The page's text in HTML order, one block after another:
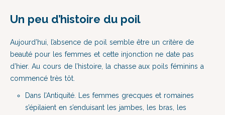
Un peu d’histoire du poil
Aujourd’hui, l’absence de poil semble être un critère de
beauté pour les femmes et cette injonction ne date pas
d’hier. Au cours de l’histoire, la chasse aux poils féminins a
commencé très tôt.
Dans l’Antiquité. Les femmes grecques et romaines
s’épilaient en s’enduisant les jambes, les bras, les